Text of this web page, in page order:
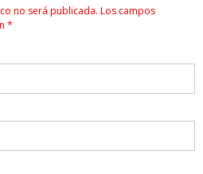
no será publicada. Los campos
*